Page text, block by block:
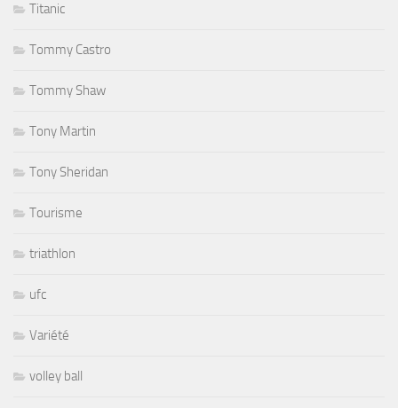
Titanic
Tommy Castro
Tommy Shaw
Tony Martin
Tony Sheridan
Tourisme
triathlon
ufc
Variété
volley ball